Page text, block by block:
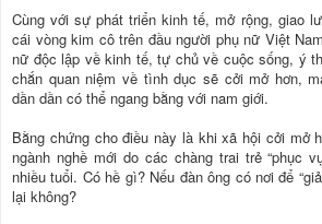
Cùng với sự phát triển kinh tế, mở rộng, giao
cái vòng kim cô trên đầu người phụ nữ Việt
nữ độc lập về kinh tế, tự chủ về cuộc sống, ý
chắn quan niệm về tình dục sẽ cởi mở hơn,
dần dần có thể ngang bằng với nam giới.
Bằng chứng cho điều này là khi xã hội cởi mở
ngành nghề mới do các chàng trai trẻ “phục
nhiều tuổi. Có hề gì? Nếu đàn ông có nơi để
lại không?